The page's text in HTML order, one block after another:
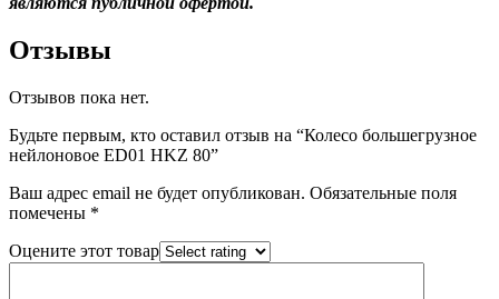
Отзывы
Отзывов пока нет.
Будьте первым, кто оставил отзыв на “Колесо большегрузное
нейлоновое ED01 HKZ 80”
Ваш адрес email не будет опубликован. Обязательные поля
помечены *
Оцените этот товар